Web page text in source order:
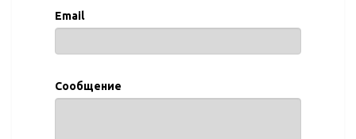
Email
Сообщение